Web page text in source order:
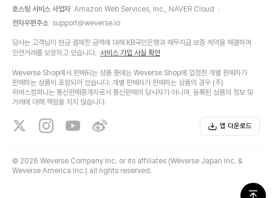
호스팅 서비스 사업자 Amazon Web Services, Inc., NAVER Cloud
전자우편주소 support@weverse.io
당사는 고객님이 현금 결제한 금액에 대해 KB국민은행과 채무지급 보증 계약을 체결하여
안전거래를 보장하고 있습니다. 서비스 가입 사실 확인
Weverse Shop에서 판매되는 상품 중에는 Weverse Shop에 입점한 개별 판매자가
판매하는 상품이 포함되어 있습니다. 개별 판매자가 판매하는 상품의 경우 (주)
위버스컴퍼니는 통신판매중개자로서 통신판매의 당사자가 아니며, 등록된 상품의 정보 및
거래에 대해 책임을 지지 않습니다.
앱 다운로드
© 2026 Weverse Company Inc. or its affiliates (Weverse Japan Inc. &
Weverse America Inc.) all rights reserved.